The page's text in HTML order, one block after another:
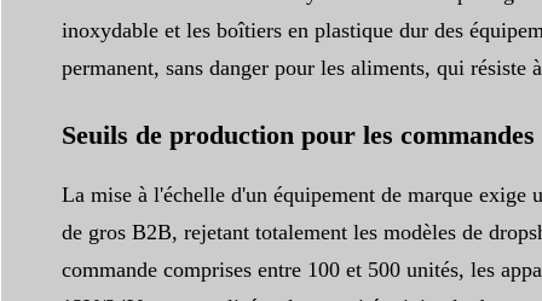
inoxydable et les boîtiers en plastique dur des
permanent, sans danger pour les aliments, qui
Seuils de production pour les
La mise à l'échelle d'un équipement de marque
de gros B2B, rejetant totalement les modèles de
commande comprises entre 100 et 500 unités, les